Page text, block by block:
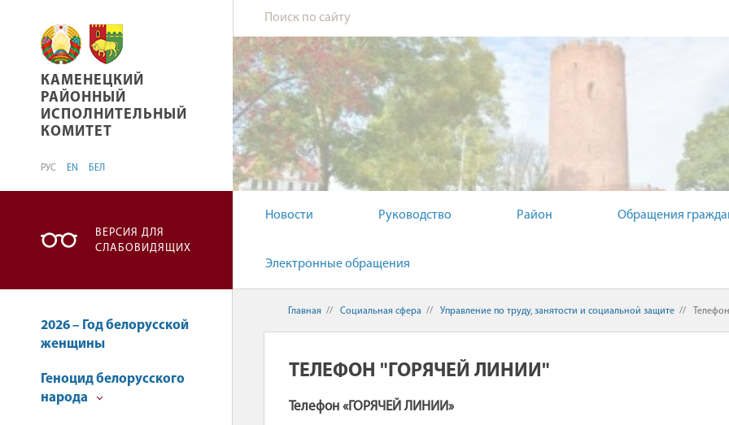
КАМЕНЕЦКИЙ РАЙОННЫЙ ИСПОЛНИТЕЛЬНЫЙ КОМИТЕТ
КАМЕНЕЦКИЙ
РАЙОННЫЙ
ИСПОЛНИТЕЛЬНЫЙ
КОМИТЕТ
РУС EN БЕЛ
ВЕРСИЯ ДЛЯ
СЛАБОВИДЯЩИХ
Новости Руководство Район Обращения
Электронные обращения
2026 – Год белорусской
женщины
Геноцид белорусского
народа
Главная // Социальная сфера // Управление по труду, занятости и социальной защите //
ТЕЛЕФОН "ГОРЯЧЕЙ ЛИНИИ"
Телефон «ГОРЯЧЕЙ ЛИНИИ»